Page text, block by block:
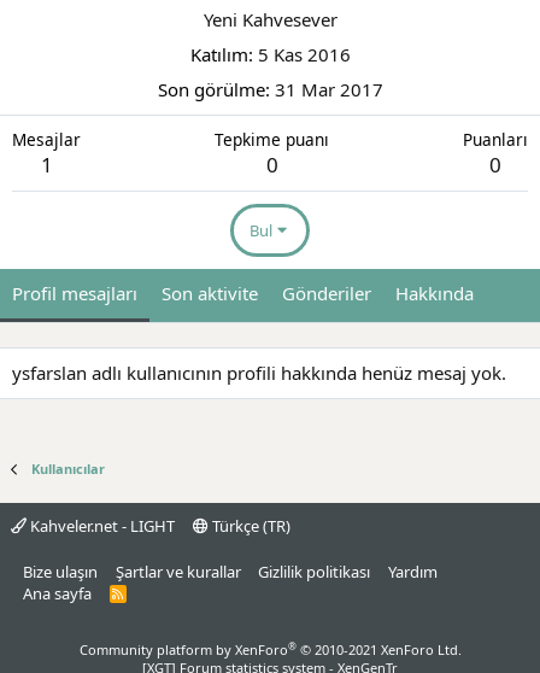
Yeni Kahvesever
Katılım 5 Kas 2016
Son görülme 31 Mar 2017
Mesajlar
1
Tepkime puanı
0
Puanları
0
Bul
Profil mesajları Son aktivite Gönderiler Hakkında
ysfarslan adlı kullanıcının profili hakkında henüz mesaj yok.
Kullanıcılar
Kahveler.net - LIGHT Türkçe (TR)
Bize ulaşın Şartlar ve kurallar Gizlilik politikası
Yardım
Ana sayfa
R
Community platform by XenForo® © 2010-2021 XenForo Ltd.
[XGT] Forum statistics system - XenGenTr